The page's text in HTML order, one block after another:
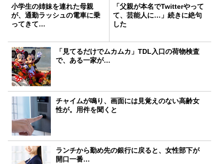
小学生の姉妹を連れた母親
が、通勤ラッシュの電車に乗
ってきて…
「父親が本名でTwitterやって
て、芸能人に…」続きに絶句
した
「見てるだけでムカムカ」TDL入口の荷物検査
で、ある一家が…
チャイムが鳴り、画面には見覚えのない高齢女
性が。用件を聞くと
ランチから勤め先の銀行に戻ると、女性部下が
開口一番…